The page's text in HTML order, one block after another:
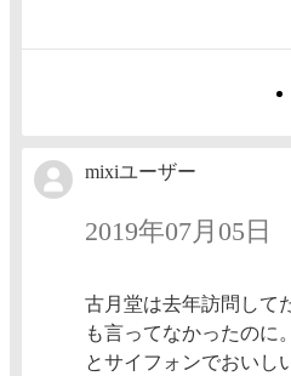
mixiユーザー
2019年07月05日
古月堂は去年訪問して
も言ってなかったのに
とサイフォンでおいし